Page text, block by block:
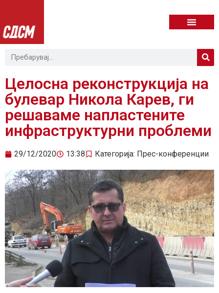
Целосна реконструкција на
булевар Никола Карев, ги
решаваме напластените
инфраструктурни проблеми
29/12/2020 13:38 Категорија: Прес-конференции